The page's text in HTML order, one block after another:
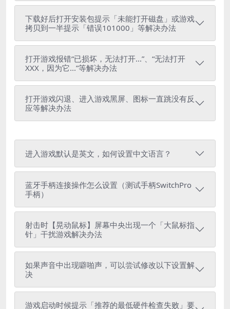
下载好后打开安装包提示「未能打开磁盘」或游戏
拷贝到一半提示「错误101000」等解决办法
打开游戏报错“已损坏，无法打开...”、“无法打开
XXX，因为它...”等解决办法
打开游戏闪退、进入游戏黑屏、图标一直跳没有反
应等解决办法
进入游戏默认是英文，如何设置中文语言？
蓝牙手柄连接操作怎么设置（测试手柄SwitchPro
手柄）
射击时【晃动鼠标】屏幕中央出现一个「大鼠标指
针」干扰游戏解决办法
如果声音中出现噼啪声，可以尝试修改以下设置解
决
游戏启动时候提示「推荐的最低硬件检查失败」要